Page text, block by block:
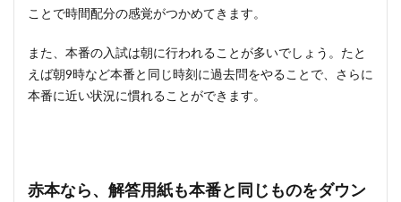
ことで時間配分の感覚がつかめてきます。
また、本番の入試は朝に行われることが多いでしょう。たと
えば朝9時など本番と同じ時刻に過去問をやることで、さらに
本番に近い状況に慣れることができます。
赤本なら、解答用紙も本番と同じものをダウン